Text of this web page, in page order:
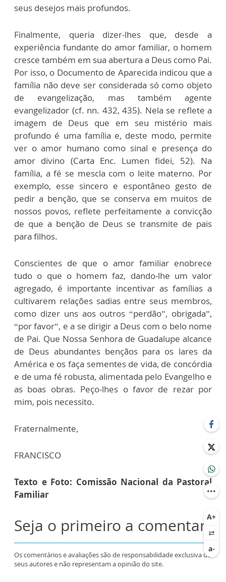
seus desejos mais profundos.
Finalmente, queria dizer-lhes que, desde a
experiência fundante do amor familiar, o homem
cresce também em sua abertura a Deus como Pai.
Por isso, o Documento de Aparecida indicou que a
família não deve ser considerada só como objeto
de evangelização, mas também agente
evangelizador (cf. nn. 432, 435). Nela se reflete a
imagem de Deus que em seu mistério mais
profundo é uma família e, deste modo, permite
ver o amor humano como sinal e presença do
amor divino (Carta Enc. Lumen fidei, 52). Na
família, a fé se mescla com o leite materno. Por
exemplo, esse sincero e espontâneo gesto de
pedir a benção, que se conserva em muitos de
nossos povos, reflete perfeitamente a convicção
de que a benção de Deus se transmite de pais
para filhos.
Conscientes de que o amor familiar enobrece
tudo o que o homem faz, dando-lhe um valor
agregado, é importante incentivar as famílias a
cultivarem relações sadias entre seus membros,
como dizer uns aos outros “perdão”, obrigada”,
“por favor”, e a se dirigir a Deus com o belo nome
de Pai. Que Nossa Senhora de Guadalupe alcance
de Deus abundantes bençãos para os lares da
América e os faça sementes de vida, de concórdia
e de uma fé robusta, alimentada pelo Evangelho e
as boas obras. Peço-lhes o favor de rezar por
mim, pois necessito.
Fraternalmente,
FRANCISCO
Texto e Foto: Comissão Nacional da Pastoral
Familiar
Seja o primeiro a comentar
Os comentários e avaliações são de responsabilidade exclusiva de
seus autores e não representam a opinião do site.